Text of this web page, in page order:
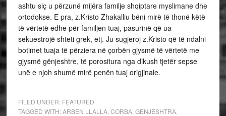
ashtu siç u përzunë mijëra familje shqiptare myslimane dhe
ortodokse. E pra, z.Kristo Zhakalliu bëni mirë të thonë këtë
të vërtetë edhe për familjen tuaj, pasurinë që ua
sekuestrojë shteti grek, etj. Ju sugjeroj z.Kristo që të ndalni
botimet tuaja të përziera në çorbën gjysmë të vërtetë me
gjysmë gënjeshtre, të porositura nga dikush tjetër sepse
unë e njoh shumë mirë penën tuaj origjinale.
FILED UNDER: FEATURED
TAGGED WITH:ARBEN LLALLA, CORBA, GENJESHTRA,